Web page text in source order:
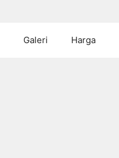
Galeri Harga